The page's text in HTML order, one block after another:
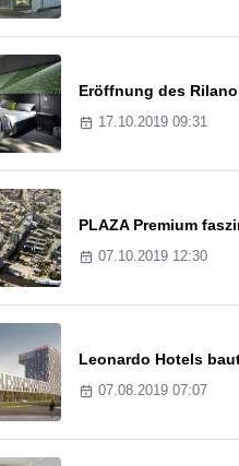
Eröffnung des
17.10.2019 09:31
PLAZA Premium
07.10.2019 12:30
Leonardo Hotels
07.08.2019 07:07